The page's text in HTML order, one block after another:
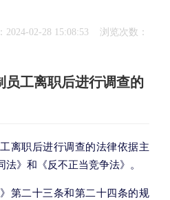
2024-02-28 15:08:53 浏览次数：
员工离职后进行调查的
离职后进行调查的法律依据主
》和《反不正当竞争法》。
第二十三条和第二十四条的规